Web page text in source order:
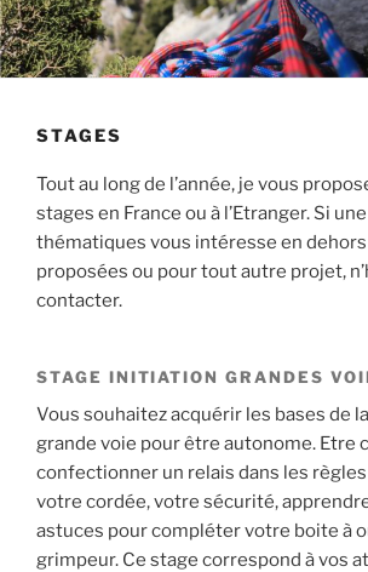
STAGES
Tout au long de l’année, je vous
stages en France ou à l’Etranger. Si
thématiques vous intéresse en
proposées ou pour tout autre projet,
contacter.
STAGE INITIATION GRANDES
Vous souhaitez acquérir les bases de
grande voie pour être autonome. Etre
confectionner un relais dans les règles
votre cordée, votre sécurité,
astuces pour compléter votre boite à
grimpeur. Ce stage correspond à vos